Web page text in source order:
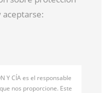
Y CÍA es el responsable
nos proporcione. Este